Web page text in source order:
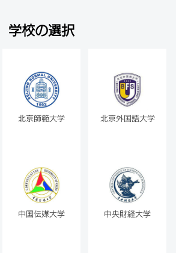
学校の選択
北京師範大学 北京外国語大学
中国伝媒大学 中央財経大学